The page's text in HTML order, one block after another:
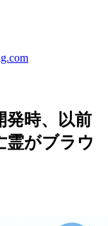
発時、以前
霊がブラウ